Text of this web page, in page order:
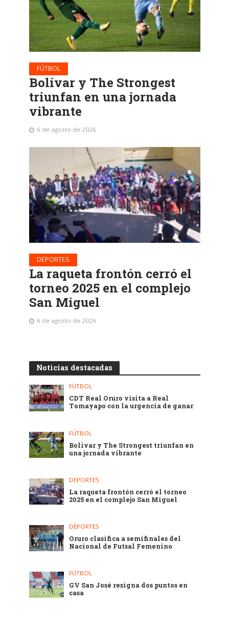
FÚTBOL
Bolívar y The Strongest
triunfan en una jornada
vibrante
6 de agosto de 2026
DEPORTES
La raqueta frontón cerró el
torneo 2025 en el complejo
San Miguel
6 de agosto de 2026
Noticias destacadas
FÚTBOL
CDT Real Oruro visita a Real
Tomayapo con la urgencia de ganar
FÚTBOL
Bolívar y The Strongest triunfan en
una jornada vibrante
DEPORTES
La raqueta frontón cerró el torneo
2025 en el complejo San Miguel
DEPORTES
Oruro clasifica a semifinales del
Nacional de Futsal Femenino
FÚTBOL
GV San José resigna dos puntos en
casa